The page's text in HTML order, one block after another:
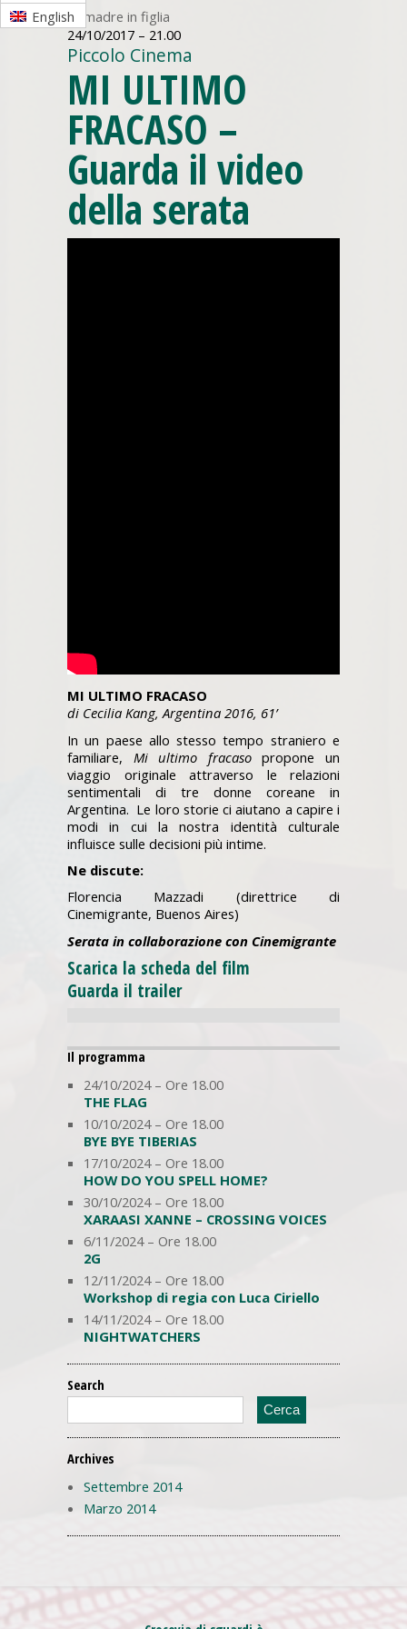
EnglishDi madre in figlia
24/10/2017 – 21.00
Piccolo Cinema
MI ULTIMO
FRACASO –
Guarda il video
della serata
MI ULTIMO FRACASO
di Cecilia Kang, Argentina 2016, 61’
In un paese allo stesso tempo straniero e
familiare, Mi ultimo fracasopropone un
viaggio originale attraverso le relazioni
sentimentali di tre donne coreane in
Argentina. Le loro storie ci aiutano a capire i
modi in cui la nostra identità culturale
influisce sulle decisioni più intime.
Ne discute:
Florencia Mazzadi (direttrice di
Cinemigrante, Buenos Aires)
Serata in collaborazione con Cinemigrante
Scarica la scheda del film
Guarda il trailer
Il programma
24/10/2024 – Ore 18.00
THE FLAG
10/10/2024 – Ore 18.00
BYE BYE TIBERIAS
17/10/2024 – Ore 18.00
HOW DO YOU SPELL HOME?
30/10/2024 – Ore 18.00
XARAASI XANNE – CROSSING VOICES
6/11/2024 – Ore 18.00
2G
12/11/2024 – Ore 18.00
Workshop di regia con Luca Ciriello
14/11/2024 – Ore 18.00
NIGHTWATCHERS
Search
Archives
Settembre 2014
Marzo 2014